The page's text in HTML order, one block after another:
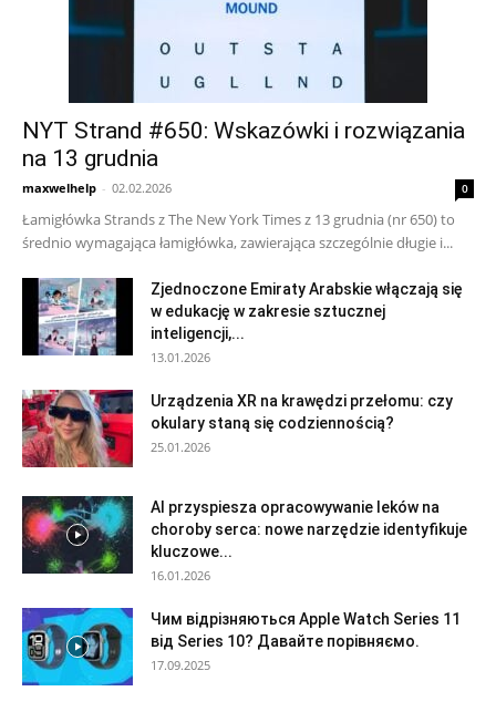
NYT Strand #650: Wskazówki i rozwiązania
na 13 grudnia
maxwelhelp - 02.02.2026 0
Łamigłówka Strands z The New York Times z 13 grudnia (nr 650) to
średnio wymagająca łamigłówka, zawierająca szczególnie długie i...
Zjednoczone Emiraty Arabskie włączają się
w edukację w zakresie sztucznej
inteligencji,...
13.01.2026
Urządzenia XR na krawędzi przełomu: czy
okulary staną się codziennością?
25.01.2026
AI przyspiesza opracowywanie leków na
choroby serca: nowe narzędzie identyfikuje
kluczowe...
16.01.2026
Чим відрізняються Apple Watch Series 11
від Series 10? Давайте порівняємо.
17.09.2025